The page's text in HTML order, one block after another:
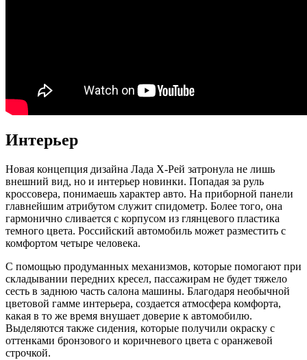
Интерьер
Новая концепция дизайна Лада Х-Рей затронула не лишь
внешний вид, но и интерьер новинки. Попадая за руль
кроссовера, понимаешь характер авто. На приборной панели
главнейшим атрибутом служит спидометр. Более того, она
гармонично сливается с корпусом из глянцевого пластика
темного цвета. Российский автомобиль может разместить с
комфортом четыре человека.
С помощью продуманных механизмов, которые помогают при
складывании передних кресел, пассажирам не будет тяжело
сесть в заднюю часть салона машины. Благодаря необычной
цветовой гамме интерьера, создается атмосфера комфорта,
какая в то же время внушает доверие к автомобилю.
Выделяются также сидения, которые получили окраску с
оттенками бронзового и коричневого цвета с оранжевой
строчкой.